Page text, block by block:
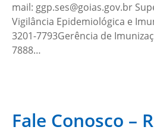
mail: ggp.ses@goias.gov.br
Vigilância Epidemiológica e
3201-7793Gerência de
7888…
Fale Conosco –